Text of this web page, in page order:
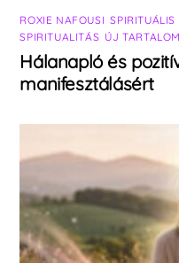
ROXIE NAFOUSI ,
SPIRITUALITÁS ÚJ
Hálanapló és
manifesztálásért